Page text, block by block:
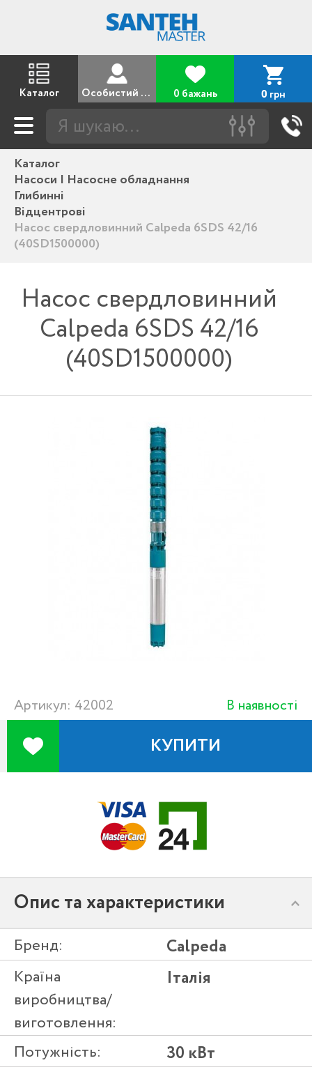
Каталог Особистий кабінет 0 бажань 0 грн
Каталог
Насоси | Насосне обладнання
Глибинні
Відцентрові
Насос свердловинний Calpeda 6SDS 42/16
(40SD1500000)
Насос свердловинний
Calpeda 6SDS 42/16
(40SD1500000)
Артикул: 42002 В наявності
КУПИТИ
Опис та характеристики
Бренд: Calpeda
Країна
виробництва/
виготовлення:
Італія
Потужність: 30 кВт